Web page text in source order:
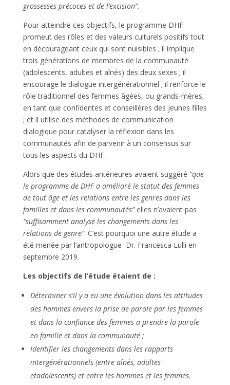
grossesses précoces et de l’excision”.
Pour atteindre ces objectifs, le programme DHF
promeut des rôles et des valeurs culturels positifs tout
en décourageant ceux qui sont nuisibles ; il implique
trois générations de membres de la communauté
(adolescents, adultes et aînés) des deux sexes ; il
encourage le dialogue intergénérationnel ; il renforce le
rôle traditionnel des femmes âgées, ou grands-mères,
en tant que confidentes et conseillères des jeunes filles
; et il utilise des méthodes de communication
dialogique pour catalyser la réflexion dans les
communautés afin de parvenir à un consensus sur
tous les aspects du DHF.
Alors que des études antérieures avaient suggéré “que
le programme de DHF a amélioré le statut des femmes
de tout âge et les relations entre les genres dans les
familles et dans les communautés” elles n’avaient pas
“suffisamment analysé les changements dans les
relations de genre”. C’est pourquoi une autre étude a
été menée par l’antropologue Dr. Francesca Lulli en
septembre 2019.
Les objectifs de l’étude étaient de :
Déterminer s’il y a eu une évolution dans les attitudes
des hommes envers la prise de parole par les femmes
et dans la confiance des femmes a prendre la parole
en famille et dans la communauté ;
Identifier les changements dans les rapports
intergénérationnels (entre aînés, adultes
etadolescents) et entre les hommes et les femmes.